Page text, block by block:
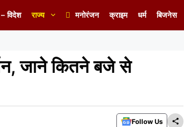
विदेश राज्य मनोरंजन क्राइम धर्म बिजनेस
जाने कितने बजे से
Follow Us